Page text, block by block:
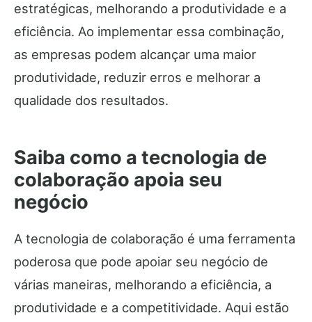
estratégicas, melhorando a produtividade e a
eficiência. Ao implementar essa combinação,
as empresas podem alcançar uma maior
produtividade, reduzir erros e melhorar a
qualidade dos resultados.
Saiba como a tecnologia de
colaboração apoia seu
negócio
A tecnologia de colaboração é uma ferramenta
poderosa que pode apoiar seu negócio de
várias maneiras, melhorando a eficiência, a
produtividade e a competitividade. Aqui estão